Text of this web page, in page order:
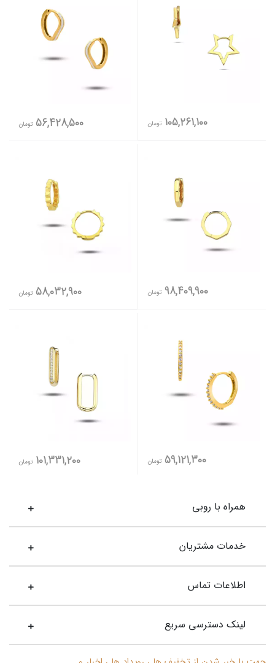
105,261,100 تومان 56,428,500 تومان
98,409,900 تومان 58,032,900 تومان
59,121,300 تومان 101,331,200 تومان
همراه با روبی
خدمات مشتریان
اطلاعات تماس
لینک دسترسی سریع